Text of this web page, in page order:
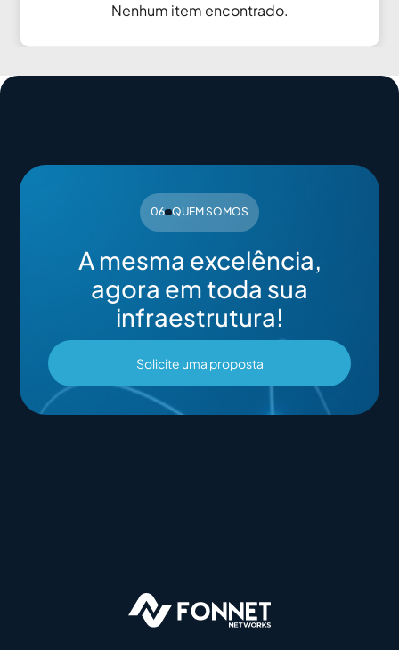
Nenhum item encontrado.
06 QUEM SOMOS
A mesma excelência,
agora em toda sua
infraestrutura!
Solicite uma proposta